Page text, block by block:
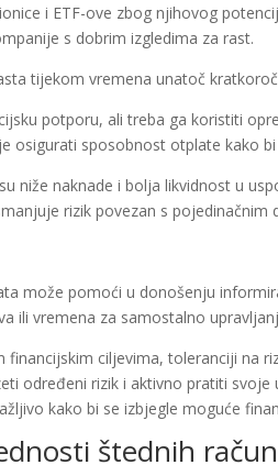
i ETF-ove zbog njihovog
s dobrim izgledima za rast.
tijekom vremena unatoč
potporu, ali treba ga koristiti
osigurati sposobnost otplate kako
niže naknade i bolja likvidnost u
rizik povezan s pojedinačnim
može pomoći u donošenju
ili vremena za samostalno
financijskim ciljevima, toleranciji na
određeni rizik i aktivno pratiti
kako bi se izbjegle moguće
štednih